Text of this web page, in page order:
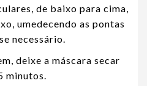
de baixo para cima,
umedecendo as pontas
necessário.
deixe a máscara secar
minutos.